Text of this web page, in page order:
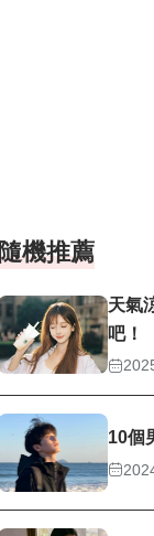
隨機推薦
天氣
吧！
10個